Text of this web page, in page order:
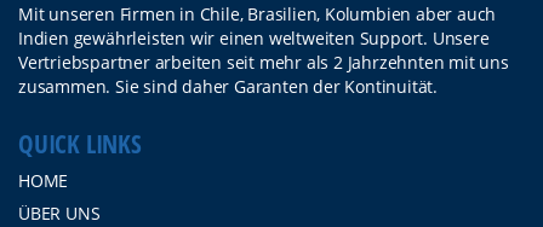
Mit unseren Firmen in Chile, Brasilien, Kolumbien aber auch
Indien gewährleisten wir einen weltweiten Support. Unsere
Vertriebspartner arbeiten seit mehr als 2 Jahrzehnten mit uns
zusammen. Sie sind daher Garanten der Kontinuität.
QUICK LINKS
HOME
ÜBER UNS